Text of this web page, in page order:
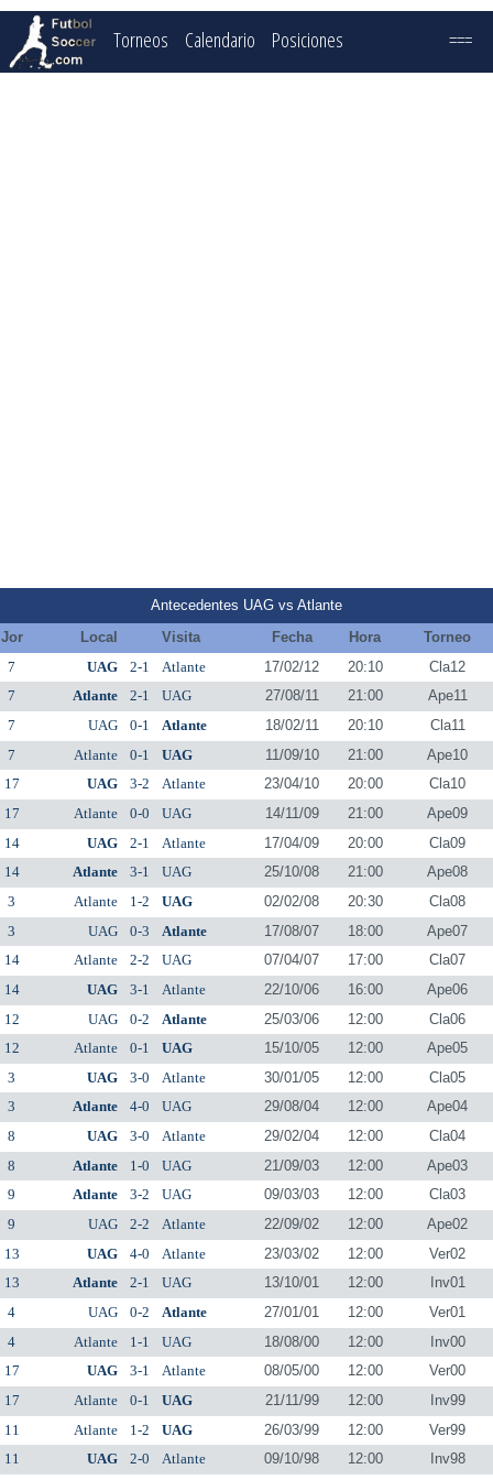
Torneos Calendario Posiciones ===
Antecedentes UAG vs Atlante
Jor
Local Visita Fecha Hora
Torneo
7
UAG 2-1 Atlante 17/02/12 20:10
Cla12
7
Atlante 2-1 UAG 27/08/11 21:00
Ape11
7
UAG 0-1 Atlante 18/02/11 20:10
Cla11
7
Atlante 0-1 UAG 11/09/10 21:00
Ape10
17
UAG 3-2 Atlante 23/04/10 20:00
Cla10
17
Atlante 0-0 UAG 14/11/09 21:00
Ape09
14
UAG 2-1 Atlante 17/04/09 20:00
Cla09
14
Atlante 3-1 UAG 25/10/08 21:00
Ape08
3
Atlante 1-2 UAG 02/02/08 20:30
Cla08
3
UAG 0-3 Atlante 17/08/07 18:00
Ape07
14
Atlante 2-2 UAG 07/04/07 17:00
Cla07
14
UAG 3-1 Atlante 22/10/06 16:00
Ape06
12
UAG 0-2 Atlante 25/03/06 12:00
Cla06
12
Atlante 0-1 UAG 15/10/05 12:00
Ape05
3
UAG 3-0 Atlante 30/01/05 12:00
Cla05
3
Atlante 4-0 UAG 29/08/04 12:00
Ape04
8
UAG 3-0 Atlante 29/02/04 12:00
Cla04
8
Atlante 1-0 UAG 21/09/03 12:00
Ape03
9
Atlante 3-2 UAG 09/03/03 12:00
Cla03
9
UAG 2-2 Atlante 22/09/02 12:00
Ape02
13
UAG 4-0 Atlante 23/03/02 12:00
Ver02
13
Atlante 2-1 UAG 13/10/01 12:00
Inv01
4
UAG 0-2 Atlante 27/01/01 12:00
Ver01
4
Atlante 1-1 UAG 18/08/00 12:00
Inv00
17
UAG 3-1 Atlante 08/05/00 12:00
Ver00
17
Atlante 0-1 UAG 21/11/99 12:00
Inv99
11
Atlante 1-2 UAG 26/03/99 12:00
Ver99
11
UAG 2-0 Atlante 09/10/98 12:00 Inv98